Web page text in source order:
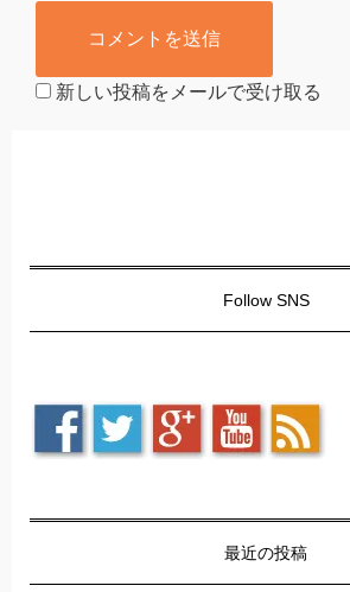
新しい投稿をメールで受け取る
Follow SNS
最近の投稿